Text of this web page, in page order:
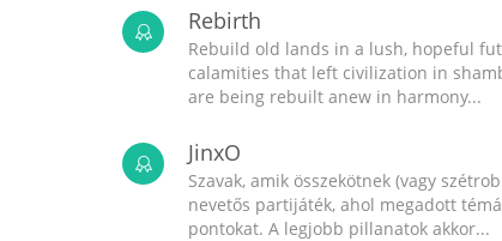
Rebirth
Rebuild old lands in a lush, hopeful
calamities that left civilization in
are being rebuilt anew in harmony...
JinxO
Szavak, amik összekötnek (vagy
nevetős partijáték, ahol megadott
pontokat. A legjobb pillanatok akkor...